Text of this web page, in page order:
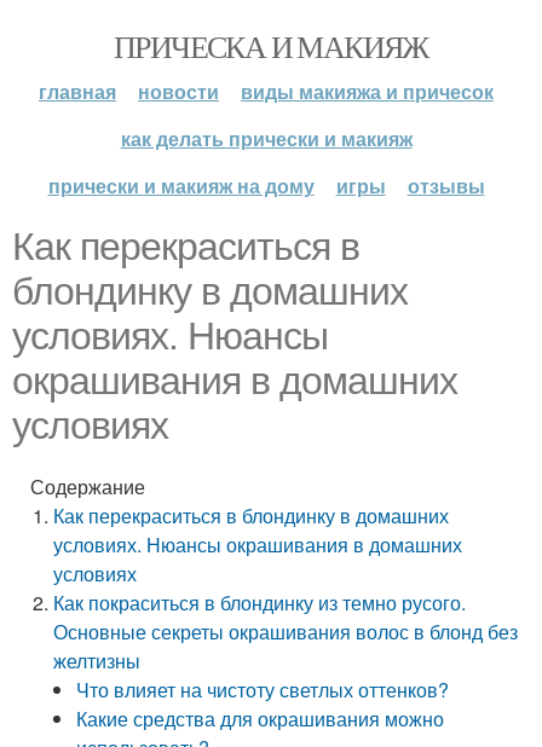
ПРИЧЕСКА И МАКИЯЖ
главная новости
виды макияжа и причесок
как делать прически и макияж
прически и макияж на дому
игры отзывы
Как перекраситься в
блондинку в домашних
условиях. Нюансы
окрашивания в домашних
условиях
Содержание
Как перекраситься в блондинку в домашних
условиях. Нюансы окрашивания в домашних
условиях
Как покраситься в блондинку из темно русого.
Основные секреты окрашивания волос в блонд без
желтизны
Что влияет на чистоту светлых оттенков?
Какие средства для окрашивания можно